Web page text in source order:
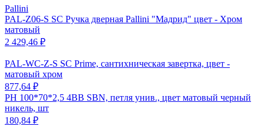
Pallini
PAL-Z06-S SC Ручка дверная Pallini "Мадрид" цвет - Хром
матовый
2 429,46 ₽
PAL-WC-Z-S SC Prime, сантихническая завертка, цвет -
матовый хром
877,64 ₽
PH 100*70*2,5 4BB SBN, петля унив., цвет матовый черный
никель, шт
180,84 ₽